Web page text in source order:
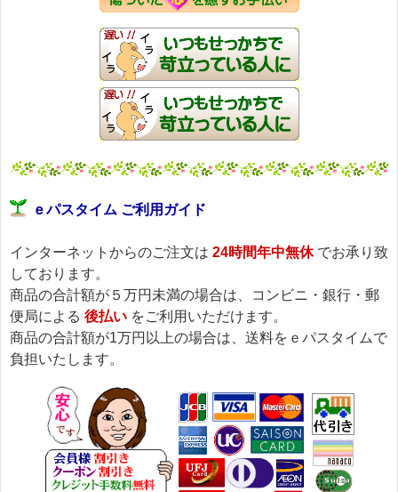
ｅパスタイム ご利用ガイド
インターネットからのご注文は 24時間年中無休でお承り致
しております。
商品の合計額が５万円未満の場合は、コンビニ・銀行・郵
便局による 後払い をご利用いただけます。
商品の合計額が1万円以上の場合は、送料をｅパスタイムで
負担いたします。